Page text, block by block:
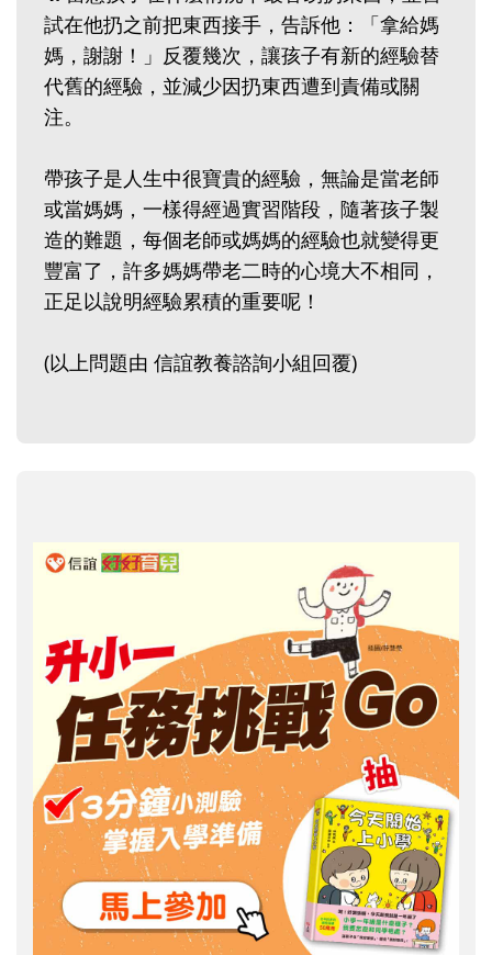
試在他扔之前把東西接手，告訴他：「拿給媽
媽，謝謝！」反覆幾次，讓孩子有新的經驗替
代舊的經驗，並減少因扔東西遭到責備或關
注。
帶孩子是人生中很寶貴的經驗，無論是當老師
或當媽媽，一樣得經過實習階段，隨著孩子製
造的難題，每個老師或媽媽的經驗也就變得更
豐富了，許多媽媽帶老二時的心境大不相同，
正足以說明經驗累積的重要呢！
(以上問題由 信誼教養諮詢小組回覆)